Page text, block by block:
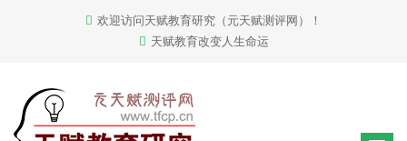
欢迎访问天赋教育研究（元天赋测评网）！
天赋教育改变人生命运